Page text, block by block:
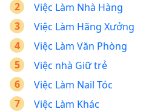
Việc Làm Nhà Hàng
Việc Làm Hãng Xưởng
Việc Làm Văn Phòng
Việc nhà Giữ trẻ
Việc Làm Nail Tóc
Việc Làm Khác